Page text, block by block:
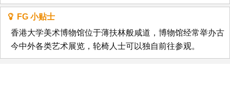
FG 小贴士
香港大学美术博物馆位于薄扶林般咸道，博物馆经常举办古
今中外各类艺术展览，轮椅人士可以独自前往参观。